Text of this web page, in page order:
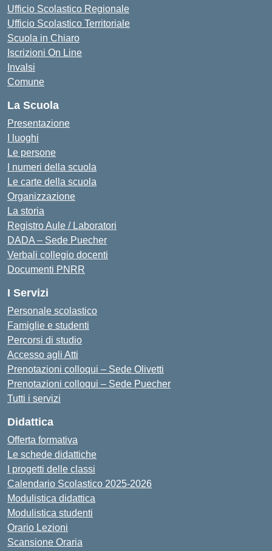
Ufficio Scolastico Regionale
Ufficio Scolastico Territoriale
Scuola in Chiaro
Iscrizioni On Line
Invalsi
Comune
La Scuola
Presentazione
I luoghi
Le persone
I numeri della scuola
Le carte della scuola
Organizzazione
La storia
Registro Aule / Laboratori
DADA – Sede Puecher
Verbali collegio docenti
Documenti PNRR
I Servizi
Personale scolastico
Famiglie e studenti
Percorsi di studio
Accesso agli Atti
Prenotazioni colloqui – Sede Olivetti
Prenotazioni colloqui – Sede Puecher
Tutti i servizi
Didattica
Offerta formativa
Le schede didattiche
I progetti delle classi
Calendario Scolastico 2025-2026
Modulistica didattica
Modulistica studenti
Orario Lezioni
Scansione Oraria